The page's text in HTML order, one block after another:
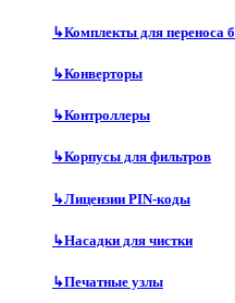
↳Комплекты для переноса
↳Конверторы
↳Контроллеры
↳Корпусы для фильтров
↳Лицензии PIN-коды
↳Насадки для чистки
↳Печатные узлы